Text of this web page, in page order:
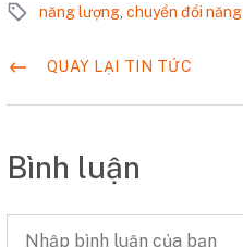
năng lượng, chuyển đổi
QUAY LẠI TIN TỨC
Bình luận